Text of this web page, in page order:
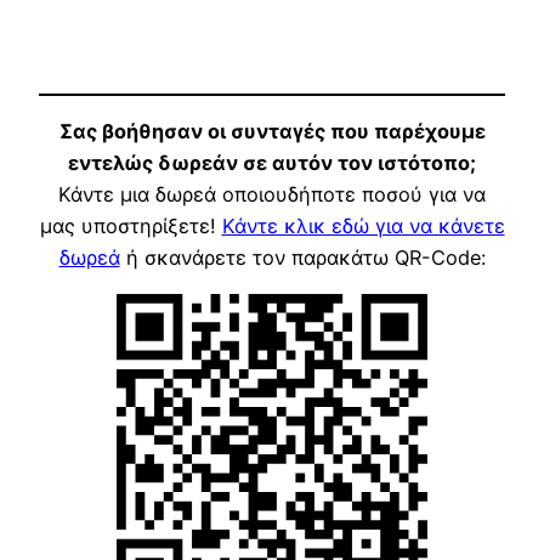
Σας βοήθησαν οι συνταγές που παρέχουμε
εντελώς δωρεάν σε αυτόν τον ιστότοπο;
Κάντε μια δωρεά οποιουδήποτε ποσού για να
μας υποστηρίξετε! Κάντε κλικ εδώ για να κάνετε
δωρεάή σκανάρετε τον παρακάτω QR-Code: